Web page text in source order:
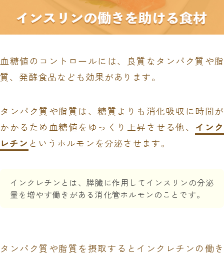
血糖値のコントロールには、良質なタンパク質や脂
質、発酵食品なども効果があります。
タンパク質や脂質は、糖質よりも消化吸収に時間が
かかるため血糖値をゆっくり上昇させる他、 インク
レチン というホルモンを分泌させます。
インクレチンとは、膵臓に作用してインスリンの分泌
量を増やす働きがある消化管ホルモンのことです。
タンパク質や脂質を摂取するとインクレチンの働き